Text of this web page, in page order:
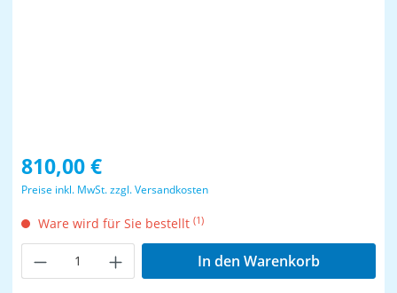
Regulärer Preis:
810,00 €
Preise inkl. MwSt. zzgl. Versandkosten
Ware wird für Sie bestellt (1)
Produkt Anzahl: Gib den gewünschten
In den Warenkorb